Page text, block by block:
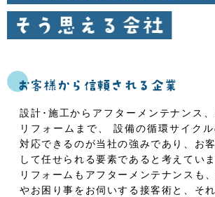
設計･施工からアフターメンテナンス
リフォームまで、
設備の循環サイク
対応できるのが当社の強みであり、お
して任せられる要素であると考えていま
リフォームもアフターメンテナンスも
やお困り事をお伺いする接客術と、そ